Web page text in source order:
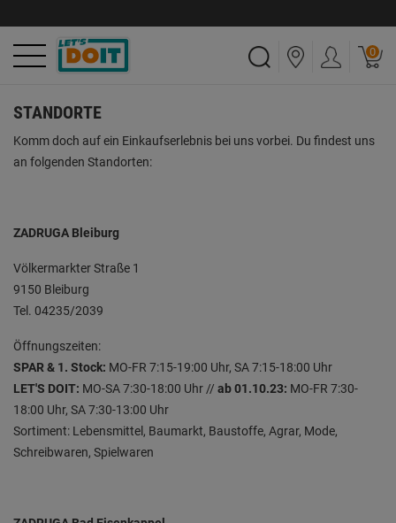
0
STANDORTE
Komm doch auf ein Einkaufserlebnis bei uns vorbei. Du findest uns
an folgenden Standorten:
ZADRUGA Bleiburg
Völkermarkter Straße 1
9150 Bleiburg
Tel. 04235/2039
Öffnungszeiten:
SPAR & 1. Stock: MO-FR 7:15-19:00 Uhr, SA 7:15-18:00 Uhr
LET'S DOIT: MO-SA 7:30-18:00 Uhr // ab 01.10.23: MO-FR 7:30-
18:00 Uhr, SA 7:30-13:00 Uhr
Sortiment: Lebensmittel, Baumarkt, Baustoffe, Agrar, Mode,
Schreibwaren, Spielwaren